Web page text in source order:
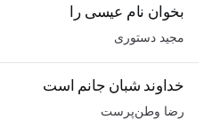
بخوان نام عیسی را
مجید دستوری
خداوند شبان جانم است
رضا وطن‌پرست